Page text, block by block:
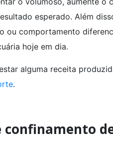
esperado. Além
ou comportamento
hoje em dia.
alguma receita
.
confinamento